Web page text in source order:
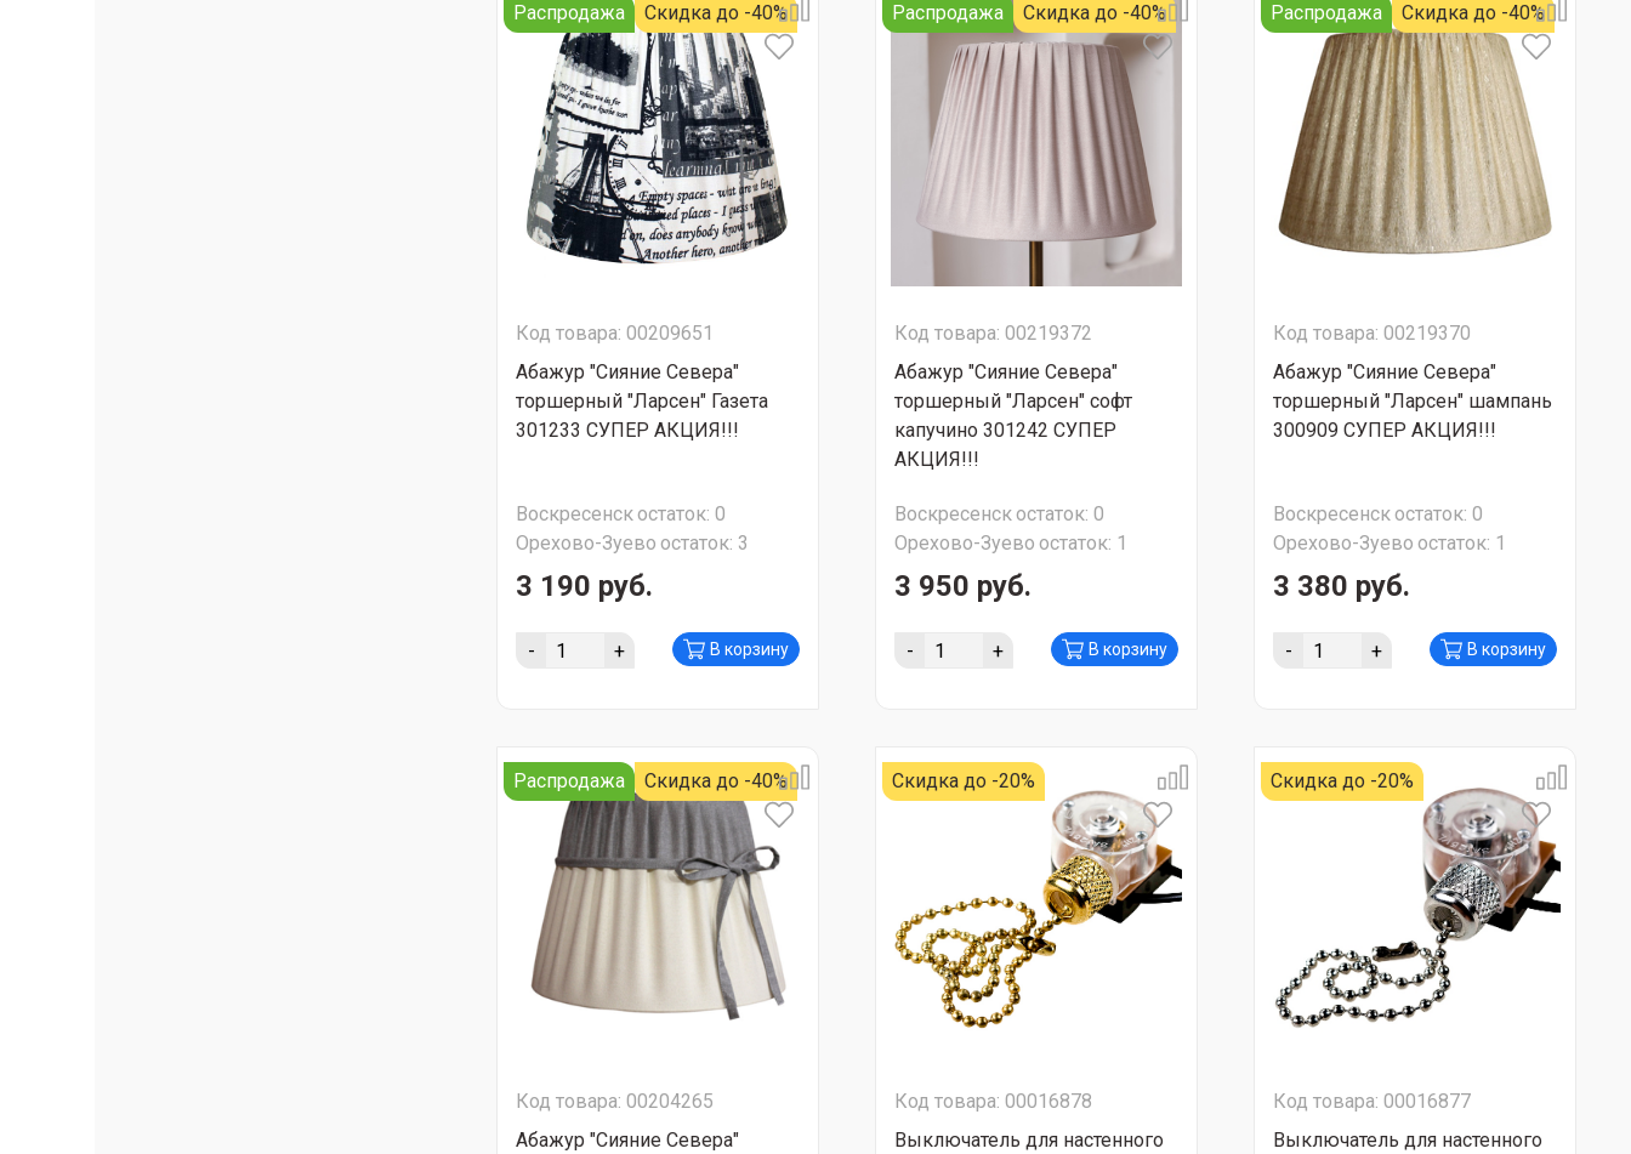
Распродажа Скидка до -40%
Код товара: 00209651
Абажур "Сияние Севера"
торшерный "Ларсен" Газета
301233 СУПЕР АКЦИЯ!!!
Воскресенскостаток: 0
Орехово-Зуево остаток: 3
3 190 руб.
- + В корзину
Распродажа Скидка до -40%
Код товара: 00219372
Абажур "Сияние Севера"
торшерный "Ларсен" софт
капучино 301242 СУПЕР
АКЦИЯ!!!
Воскресенскостаток: 0
Орехово-Зуево остаток: 1
3 950 руб.
- + В корзину
Распродажа Скидка до -40%
Код товара: 00219370
Абажур "Сияние Севера"
торшерный "Ларсен" шампань
300909 СУПЕР АКЦИЯ!!!
Воскресенскостаток: 0
Орехово-Зуево остаток: 1
3 380 руб.
- + В корзину
Распродажа Скидка до -40%
Код товара: 00204265
Абажур "Сияние Севера"
Скидка до -20%
Код товара: 00016878
Выключатель для настенного
Скидка до -20%
Код товара: 00016877
Выключатель для настенного